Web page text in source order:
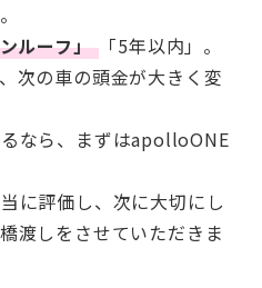
ルーフ」 「5年以内」。
次の車の頭金が大きく変
なら、まずはapolloONE
に評価し、次に大切にし
渡しをさせていただきま